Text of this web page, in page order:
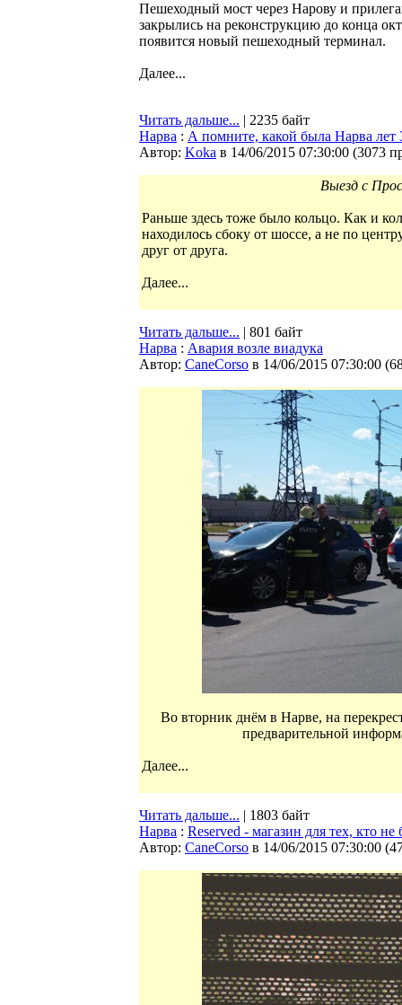
Пешеходный мост через Нарову и
закрылись на реконструкцию до конца
появится новый пешеходный терминал.
Далее...
Читать дальше... | 2235 байт
Нарва : А помните, какой была Нарва лет
Автор: Koka в 14/06/2015 07:30:00 (3073
Выезд с
Раньше здесь тоже было кольцо. Как и
находилось сбоку от шоссе, а не по
друг от друга.
Далее...
Читать дальше... | 801 байт
Нарва : Авария возле виадука
Автор: CaneCorso в 14/06/2015 07:30:00 (
Во вторник днём в Нарве, на
предварительной
Далее...
Читать дальше... | 1803 байт
Нарва : Reserved - магазин для тех, кто не
Автор: CaneCorso в 14/06/2015 07:30:00 (